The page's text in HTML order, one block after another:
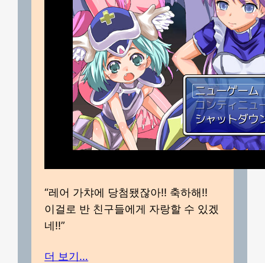
“레어 가챠에 당첨됐잖아!! 축하해!!
이걸로 반 친구들에게 자랑할 수 있겠
네!!”
더 보기…